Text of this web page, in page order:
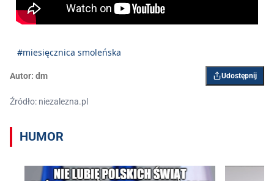
#miesięcznica smoleńska
Autor: dm Udostępnij
Źródło: niezalezna.pl
HUMOR